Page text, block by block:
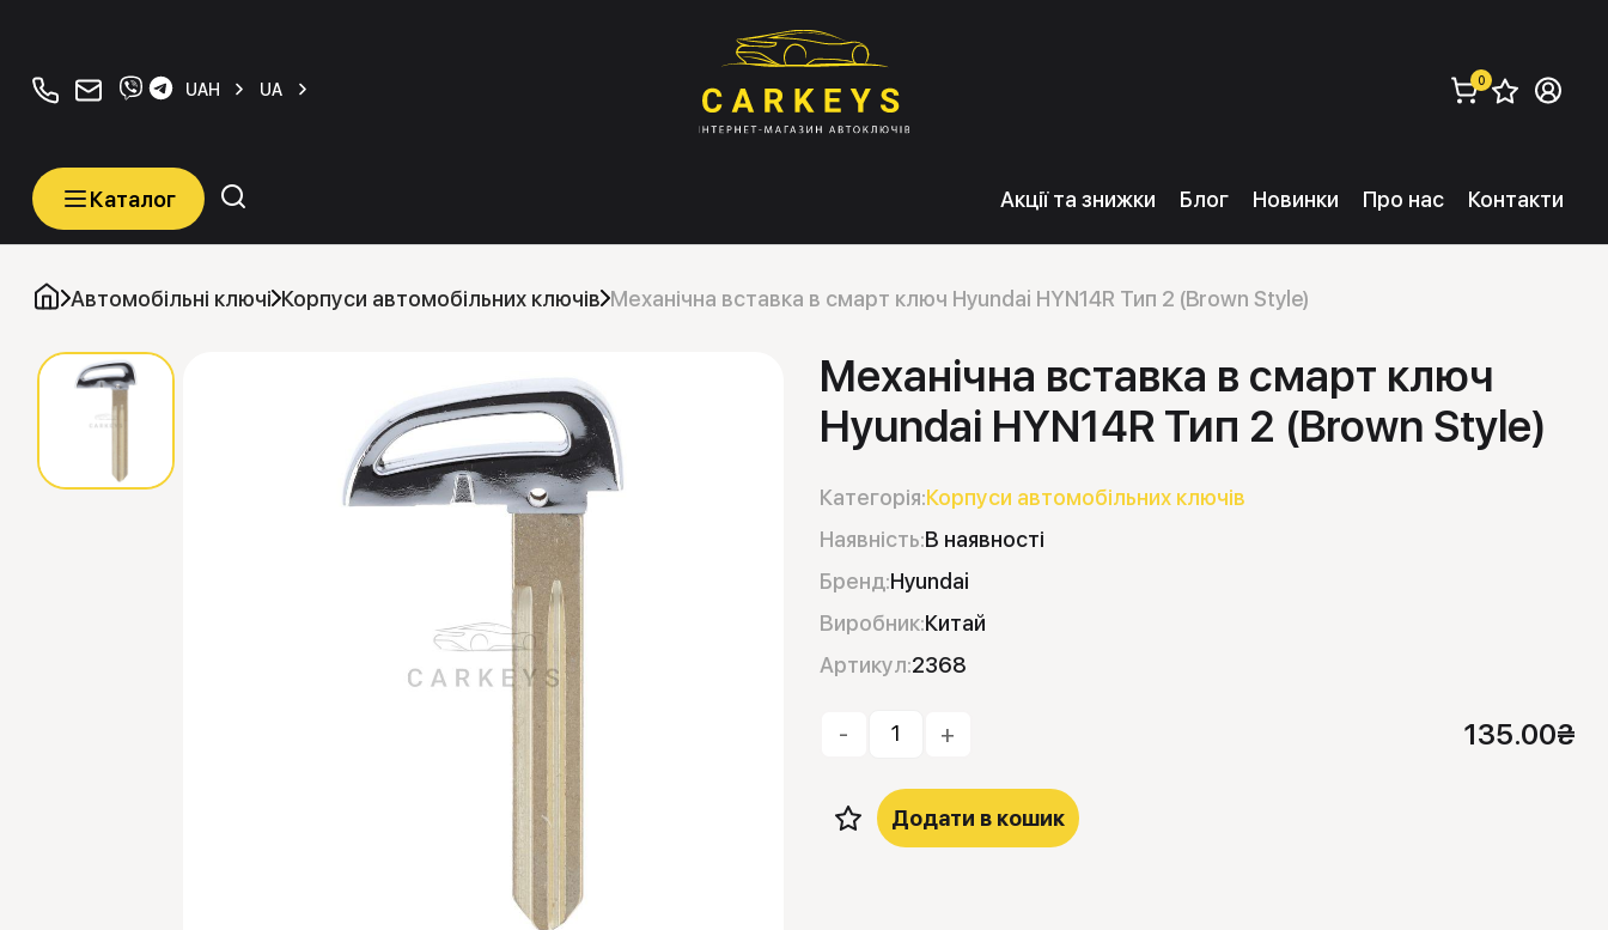
+380934077070
orders@carkeys.com.ua
UAH UA замовити (
0
Каталог
Каталог
Категорії
Автомобільні ключі
Транспордери (Чіпи)
Програматори
Акції та знижки Блог Новинки Про нас Контакти
Автомобільні ключі Корпуси автомобільних ключів Механічна вставка в смарт ключ Hyundai HYN14R Тип 2 (Brown Style)
Механічна вставка в смарт ключ
Hyundai HYN14R Тип 2 (Brown Style)
Категорія:Корпуси автомобільних ключів
Наявність:В наявності
Бренд:Hyundai
Виробник:Китай
Артикул:2368
- + 135.00₴
Додати в кошик